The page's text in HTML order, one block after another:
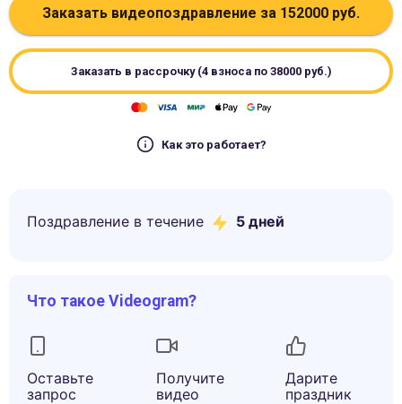
Заказать видеопоздравление за 152000 руб.
Заказать в рассрочку (4 взноса по 38000руб.)
Как это работает?
Поздравление в течение 5 дней
Что такое Videogram?
Оставьте
запрос
Получите
видео
Дарите
праздник